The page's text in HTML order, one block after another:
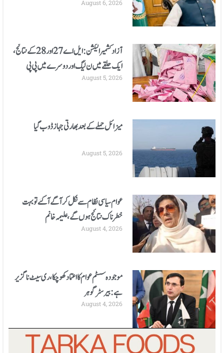
اعلان
August 6, 2026
آزادکشمیر الیکشن: ایل اے 27 اور 28 کے نتائج،
ایک حلقے میں ن لیگ اور دوسرے میں پی پی
کامیاب
August 5, 2026
میزائل حملے کے بعد بھارتی جہاز ڈوب گیا
August 5, 2026
عوام سیاسی نظام سے نکل کر آگے آگئے تو بہت
خطرناک نتائج ہوں گے، علیمہ خانم
August 4, 2026
موجودہ سسٹم عوام کا اعتماد کھوچکا، ری سیٹ ناگزیر
ہے: بیرسٹر گوہر
August 4, 2026